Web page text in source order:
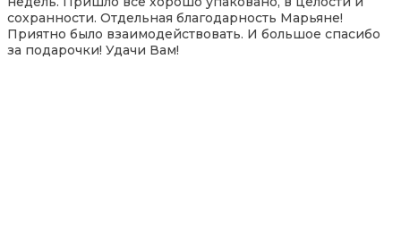
сохранности. Отдельная благодарность Марьяне!
Приятно было взаимодействовать. И большое спасибо
за подарочки! Удачи Вам!